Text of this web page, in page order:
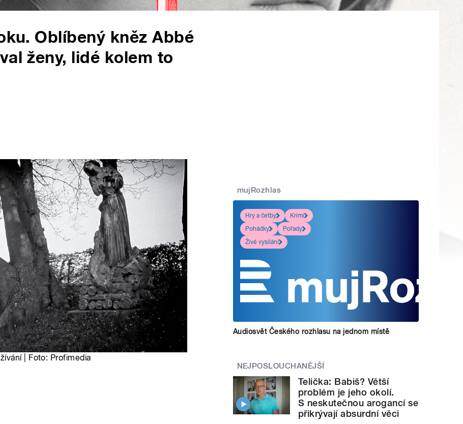
Oblíbený kněz Abbé
ženy, lidé kolem to
| Foto: Profimedia
mujRozhlas
Hry a četby
Krimi
Pohádky
Pořady
Živé vysílání
Audiosvět Českého rozhlasu na jednom místě
NEJPOSLOUCHANĚJŠÍ
Telička: Babiš? Větší
problém je jeho okolí.
S neskutečnou arogancí se
přikrývají absurdní věci